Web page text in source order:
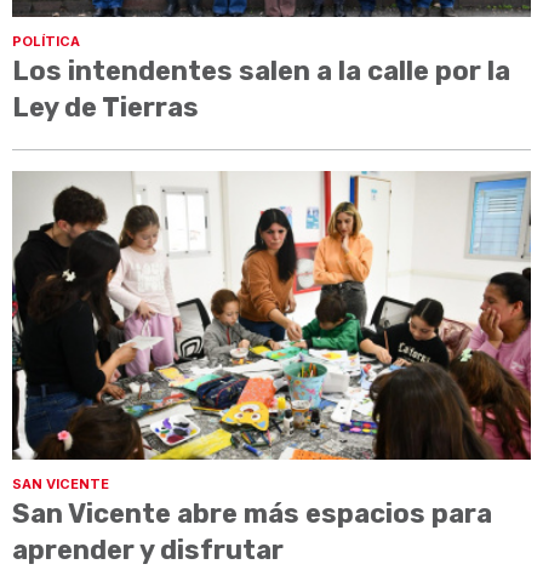
POLÍTICA
Los intendentes salen a la calle por la
Ley de Tierras
SAN VICENTE
San Vicente abre más espacios para
aprender y disfrutar